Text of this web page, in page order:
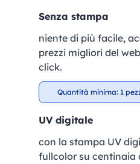
Senza stampa
niente di più facile,
prezzi migliori del
click.
Quantità minima: 1
UV digitale
con la stampa UV
fullcolor su centinaia